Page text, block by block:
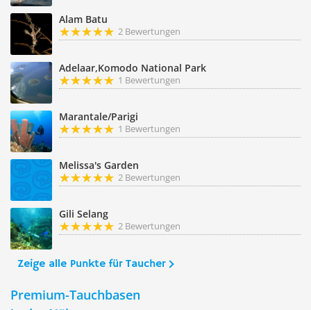
Alam Batu
2 Bewertungen
Adelaar,Komodo National Park
1 Bewertungen
Marantale/Parigi
1 Bewertungen
Melissa's Garden
2 Bewertungen
Gili Selang
2 Bewertungen
Zeige alle Punkte für Taucher
Premium-Tauchbasen